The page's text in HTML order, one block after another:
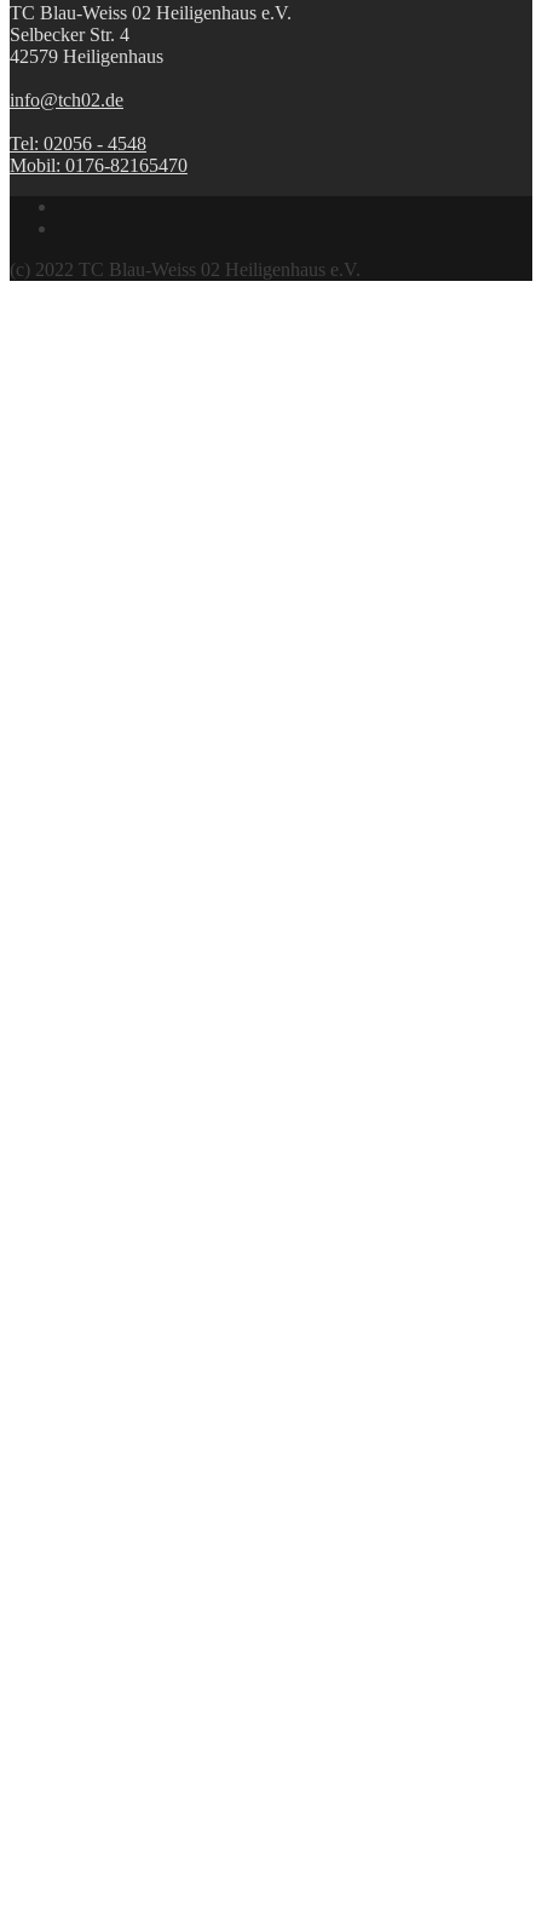
TC Blau-Weiss 02 Heiligenhaus e.V.
Selbecker Str. 4
42579 Heiligenhaus
info@tch02.de
Tel: 02056 - 4548
Mobil: 0176-82165470
(c) 2022 TC Blau-Weiss 02 Heiligenhaus e.V.